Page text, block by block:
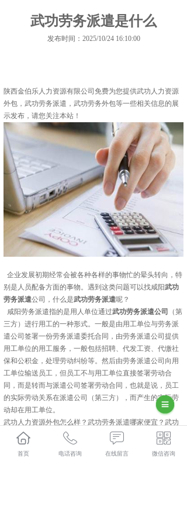
武功劳务派遣是什么
发布时间：2025/10/24 16:10:00
陕西金伯乐人力资源有限公司免费为您提供武功人力资源
外包 ，武功劳务派遣，武功劳务外包等一些相关信息的展
示发布，请您关注本站！
企业发展初期经常会被各种各样的事物忙的晕头转向，特
别是人员配备方面的事物。遇到这类问题可以找咸阳武功
劳务派遣公司，什么是武功劳务派遣呢？
咸阳劳务派遣指的是用人单位通过武功劳务派遣公司
（第
三方）进行用工的一种形式。一般是由用工单位与劳务派
遣公司签署一份劳务派遣委托合同，由劳务派遣公司提供
用工单位的用工服务，一般包括招聘、代发工资、代缴社
保和公积金，处理劳动纠纷等。然后由劳务派遣公司向用
工单位输送员工，但员工不与用工单位直接签署劳动合
同，而是转而与派遣公司签署劳动合同，也就是说，员工
的实际劳动关系在派遣公司（第三方），而产生的实际劳
动却在用工单位。
武功人力资源外包怎么样？武功劳务派遣哪家便宜？武功
劳务外包哪家好？陕西金伯乐人力资源有限公司主要提供
武功人力资源外包,武功劳务派遣,武功劳务外包,武功社保
首页 电话咨询 在线留言 微信咨询